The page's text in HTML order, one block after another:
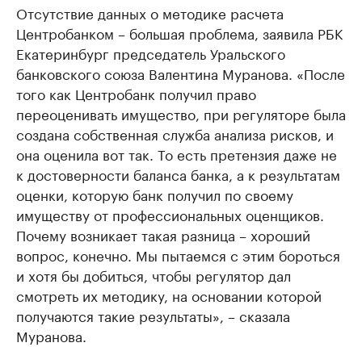
Отсутствие данных о методике расчета
Центробанком – большая проблема, заявила РБК
Екатеринбург председатель Уральского
банковского союза Валентина Муранова. «После
того как Центробанк получил право
переоценивать имущество, при регуляторе была
создана собственная служба анализа рисков, и
она оценила вот так. То есть претензия даже не
к достоверности баланса банка, а к результатам
оценки, которую банк получил по своему
имуществу от профессиональных оценщиков.
Почему возникает такая разница – хороший
вопрос, конечно. Мы пытаемся с этим бороться
и хотя бы добиться, чтобы регулятор дал
смотреть их методику, на основании которой
получаются такие результаты», – сказала
Муранова.